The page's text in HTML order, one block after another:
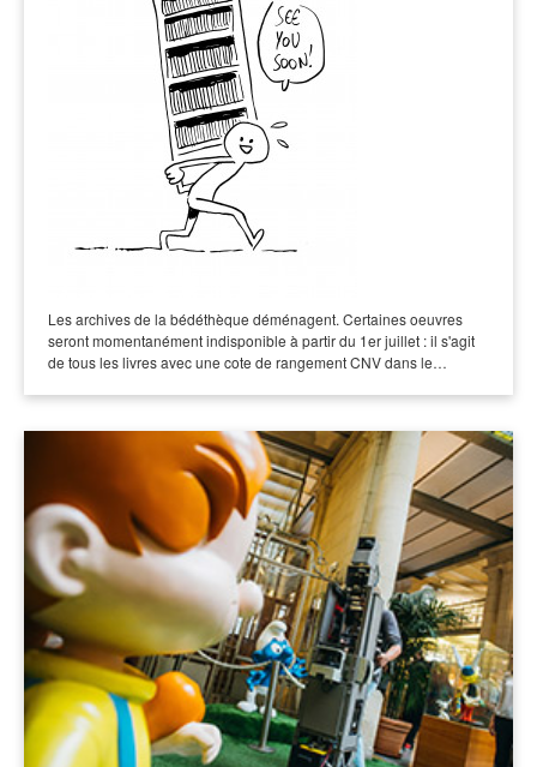
Les archives de la bédéthèque déménagent. Certaines oeuvres
seront momentanément indisponible à partir du 1er juillet : il s'agit
de tous les livres avec une cote de rangement CNV dans le…